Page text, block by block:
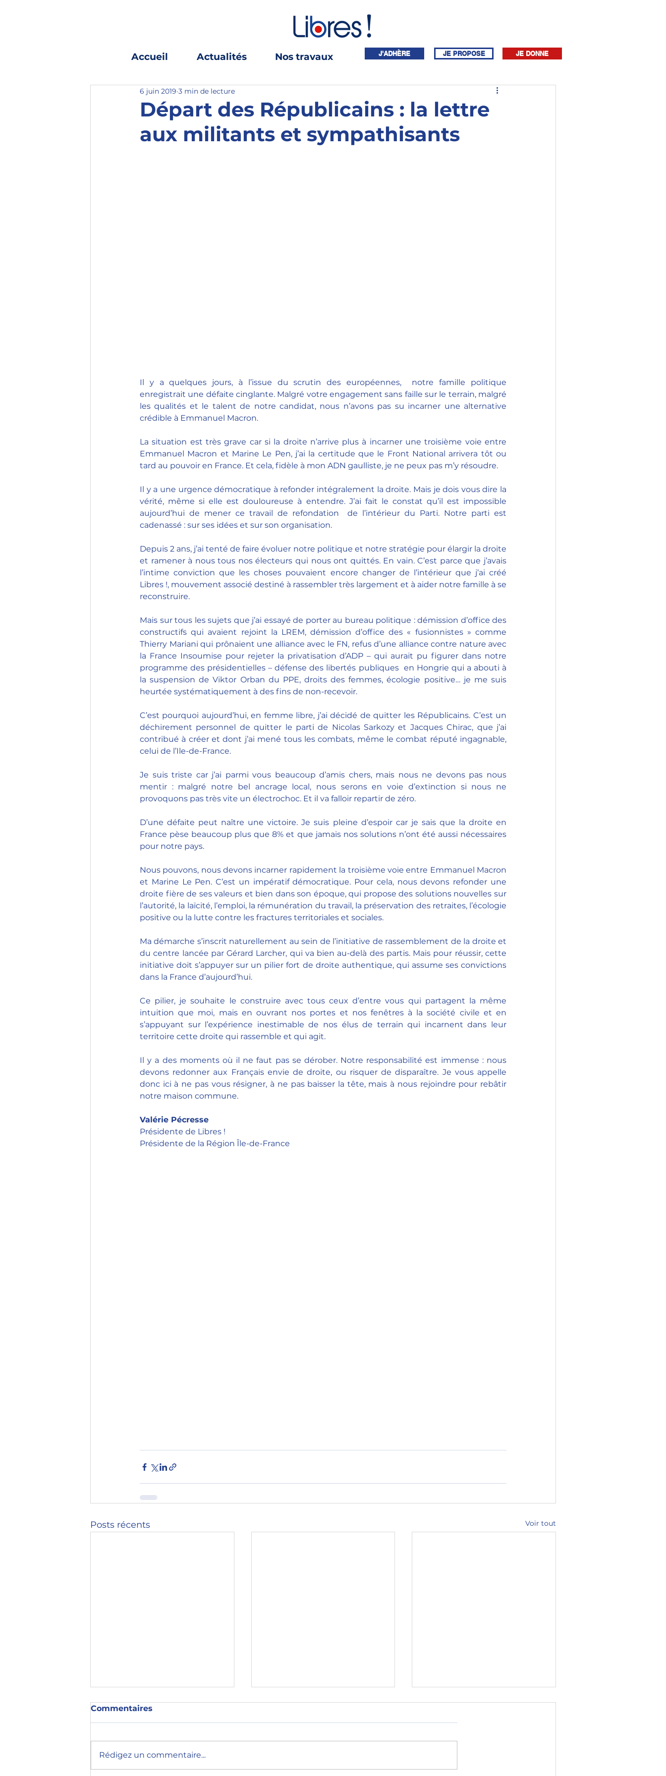
Accueil Actualités Nos travaux J'ADHÈRE JE PROPOSE JE DONNE
Départ des Républicains : la lettre
aux militants et sympathisants
6 juin 2019 3 min de lecture
Il y a quelques jours, à l’issue du scrutin des européennes,  notre famille politique
enregistrait une défaite cinglante. Malgré votre engagement sans faille sur le terrain, malgré
les qualités et le talent de notre candidat, nous n’avons pas su incarner une alternative
crédible à Emmanuel Macron.
La situation est très grave car si la droite n’arrive plus à incarner une troisième voie entre
Emmanuel Macron et Marine Le Pen, j’ai la certitude que le Front National arrivera tôt ou
tard au pouvoir en France. Et cela, fidèle à mon ADN gaulliste, je ne peux pas m’y résoudre.
Il y a une urgence démocratique à refonder intégralement la droite. Mais je dois vous dire la
vérité, même si elle est douloureuse à entendre. J’ai fait le constat qu’il est impossible
aujourd’hui de mener ce travail de refondation  de l’intérieur du Parti. Notre parti est
cadenassé : sur ses idées et sur son organisation.
Depuis 2 ans, j’ai tenté de faire évoluer notre politique et notre stratégie pour élargir la droite
et ramener à nous tous nos électeurs qui nous ont quittés. En vain. C’est parce que j’avais
l’intime conviction que les choses pouvaient encore changer de l’intérieur que j’ai créé
Libres !, mouvement associé destiné à rassembler très largement et à aider notre famille à se
reconstruire.
Mais sur tous les sujets que j’ai essayé de porter au bureau politique : démission d’office des
constructifs qui avaient rejoint la LREM, démission d’office des « fusionnistes » comme
Thierry Mariani qui prônaient une alliance avec le FN, refus d’une alliance contre nature avec
la France Insoumise pour rejeter la privatisation d’ADP – qui aurait pu figurer dans notre
programme des présidentielles – défense des libertés publiques  en Hongrie qui a abouti à
la suspension de Viktor Orban du PPE, droits des femmes, écologie positive… je me suis
heurtée systématiquement à des fins de non-recevoir.
C’est pourquoi aujourd’hui, en femme libre, j’ai décidé de quitter les Républicains. C’est un
déchirement personnel de quitter le parti de Nicolas Sarkozy et Jacques Chirac, que j’ai
contribué à créer et dont j’ai mené tous les combats, même le combat réputé ingagnable,
celui de l’Ile-de-France.
Je suis triste car j’ai parmi vous beaucoup d’amis chers, mais nous ne devons pas nous
mentir : malgré notre bel ancrage local, nous serons en voie d’extinction si nous ne
provoquons pas très vite un électrochoc. Et il va falloir repartir de zéro.
D’une défaite peut naître une victoire. Je suis pleine d’espoir car je sais que la droite en
France pèse beaucoup plus que 8% et que jamais nos solutions n’ont été aussi nécessaires
pour notre pays.
Nous pouvons, nous devons incarner rapidement la troisième voie entre Emmanuel Macron
et Marine Le Pen. C’est un impératif démocratique. Pour cela, nous devons refonder une
droite fière de ses valeurs et bien dans son époque, qui propose des solutions nouvelles sur
l’autorité, la laïcité, l’emploi, la rémunération du travail, la préservation des retraites, l’écologie
positive ou la lutte contre les fractures territoriales et sociales.
Ma démarche s’inscrit naturellement au sein de l’initiative de rassemblement de la droite et
du centre lancée par Gérard Larcher, qui va bien au-delà des partis. Mais pour réussir, cette
initiative doit s’appuyer sur un pilier fort de droite authentique, qui assume ses convictions
dans la France d’aujourd’hui.
Ce pilier, je souhaite le construire avec tous ceux d’entre vous qui partagent la même
intuition que moi, mais en ouvrant nos portes et nos fenêtres à la société civile et en
s’appuyant sur l’expérience inestimable de nos élus de terrain qui incarnent dans leur
territoire cette droite qui rassemble et qui agit.
Il y a des moments où il ne faut pas se dérober. Notre responsabilité est immense : nous
devons redonner aux Français envie de droite, ou risquer de disparaître. Je vous appelle
donc ici à ne pas vous résigner, à ne pas baisser la tête, mais à nous rejoindre pour rebâtir
notre maison commune.
Valérie Pécresse
Présidente de Libres !
Présidente de la Région Île-de-France
Posts récents Voir tout
Commentaires
Rédigez un commentaire...